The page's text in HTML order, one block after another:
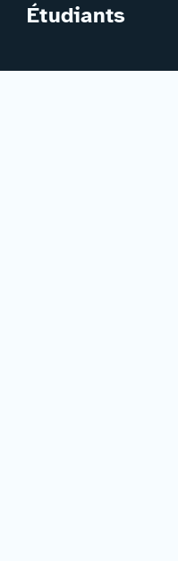
Étudiants